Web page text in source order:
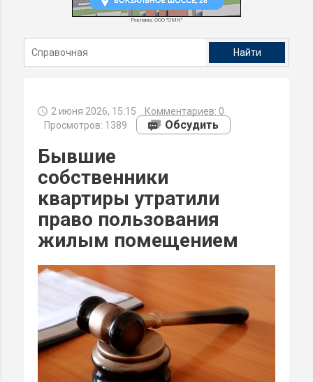
Реклама. ООО "ОМК"
2 июня 2026, 15:15 Комментариев: 0
Просмотров: 1389
Обсудить
Бывшие
собственники
квартиры утратили
право пользования
жилым помещением